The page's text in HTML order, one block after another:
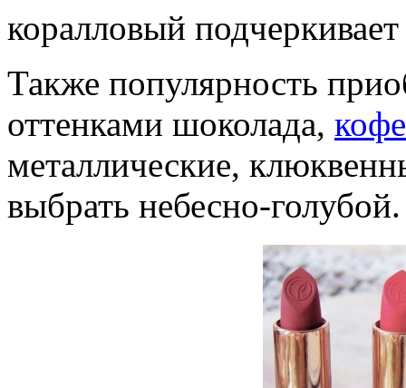
коралловый
Также популярность
оттенками шоколада, кофе
металлические,
выбрать небесно-голубой.